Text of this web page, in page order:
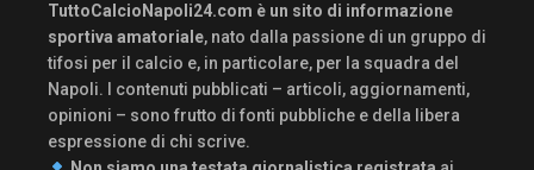
TuttoCalcioNapoli24.com è un sito di informazione
sportiva amatoriale, nato dalla passione di un gruppo di
tifosi per il calcio e, in particolare, per la squadra del
Napoli. I contenuti pubblicati – articoli, aggiornamenti,
opinioni – sono frutto di fonti pubbliche e della libera
espressione di chi scrive.